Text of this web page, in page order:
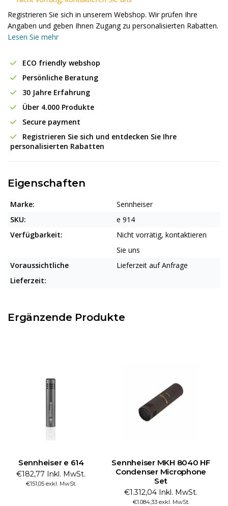
Registrieren Sie sich in unserem Webshop. Wir prüfen Ihre
Angaben und geben Ihnen Zugang zu personalisierten Rabatten.
Lesen Sie mehr
ECO friendly webshop
Persönliche Beratung
30 Jahre Erfahrung
Über 4.000 Produkte
Secure payment
Registrieren Sie sich und entdecken Sie Ihre
personalisierten Rabatten
Eigenschaften
Marke:
Sennheiser
SKU:
e 914
Verfügbarkeit:
Nicht vorrätig, kontaktieren
Sie uns
Voraussichtliche
Lieferzeit:
Lieferzeit auf Anfrage
Ergänzende Produkte
Sennheiser e 614
€182,77 Inkl. MwSt.
€151,05 exkl. MwSt.
Sennheiser MKH 8040 HF
Condenser Microphone
Set
€1.312,04 Inkl. MwSt.
€1.084,33 exkl. MwSt.